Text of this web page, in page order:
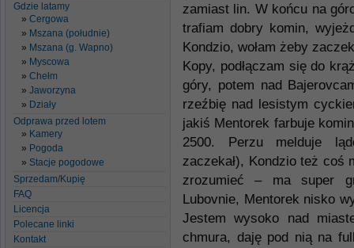
Gdzie latamy
Cergowa
Mszana (południe)
Mszana (g. Wapno)
Myscowa
Chełm
Jaworzyna
Działy
Odprawa przed lotem
Kamery
Pogoda
Stacje pogodowe
Sprzedam/Kupię
FAQ
Licencja
Polecane linki
Kontakt
zamiast lin. W końcu na
trafiam dobry komin,
Kondzio, wołam żeby
Kopy, podłączam się do
góry, potem nad
rzeźbię nad lesistym
jakiś Mentorek farbuje
2500. Perzu melduje
zaczekał), Kondzio też coś
zrozumieć – ma super
Lubovnie, Mentorek nisko
Jestem wysoko nad
chmura, daję pod nią na